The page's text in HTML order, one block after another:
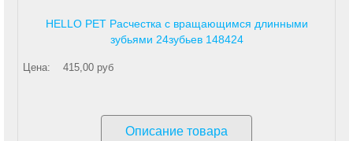
HELLO PET Расчестка с вращающимся длинными
зубьями 24зубьев 148424
Цена: 415,00 руб
Описание товара